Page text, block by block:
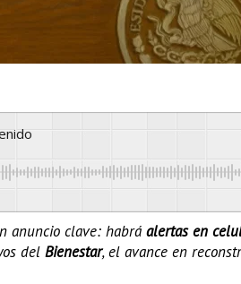
anuncio clave: habrá alertas en
del Bienestar, el avance en